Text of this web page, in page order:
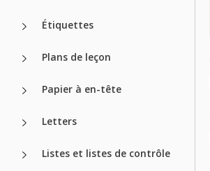
Étiquettes
Plans de leçon
Papier à en-tête
Letters
Listes et listes de contrôle